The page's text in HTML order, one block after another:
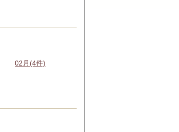
02月(4件)